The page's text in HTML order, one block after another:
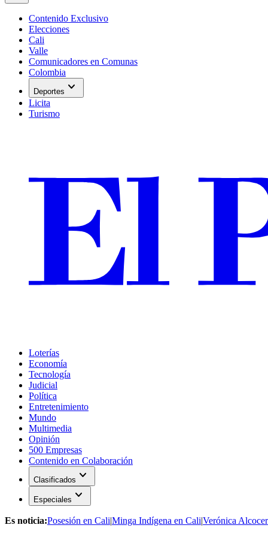
Contenido Exclusivo
Elecciones
Cali
Valle
Comunicadores en Comunas
Colombia
Deportes expand_more
Licita
Turismo
Loterías
Economía
Tecnología
Judicial
Política
Entretenimiento
Mundo
Multimedia
Opinión
500 Empresas
Contenido en Colaboración
Clasificados expand_more
Especiales expand_more
Es noticia:Posesión en Cali|Minga Indígena en Cali|Verónica Alcocer